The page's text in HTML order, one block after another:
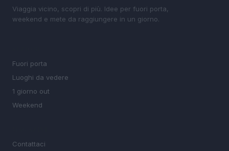
Viaggia vicino, scopri di più. Idee per fuori porta,
weekend e mete da raggiungere in un giorno.
Fuori porta
Luoghi da vedere
1 giorno out
Weekend
Contattaci